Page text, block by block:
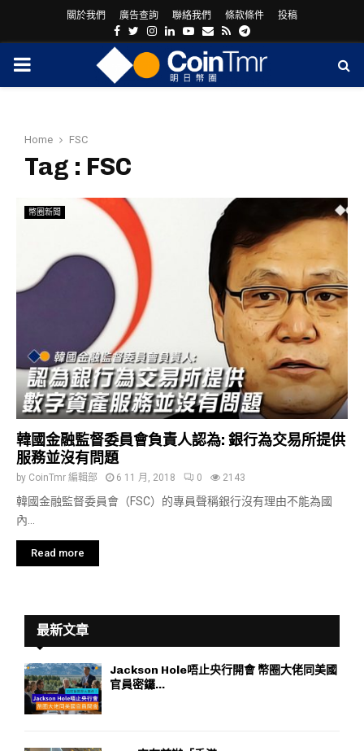
關於我們 廣告查詢 聯絡我們 條款條件 投稿
Facebook
Twitter
Instagram
LinkedinYoutube
Email
RssTelegram
PRIMARY
Home FSC
Tag : FSC
幣圈新聞
韓國金融監督委員會負責人認為: 銀行為交易所提供
服務並沒有問題
by CoinTmr 編輯部 6 11 月, 2018 0 2143
韓國金融監督委員會（FSC）的專員聲稱銀行沒有理由不能為國
內...
Read more
最新文章
Jackson Hole唔止央行開會 幣圈大佬同美國
官員密鑼...